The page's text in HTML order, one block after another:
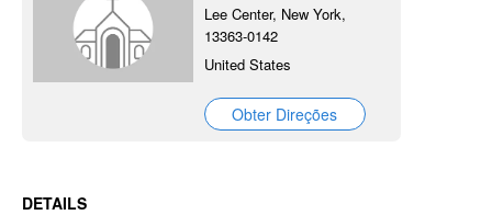
Lee Center, New York,
13363-0142
United States
Obter Direções
DETAILS